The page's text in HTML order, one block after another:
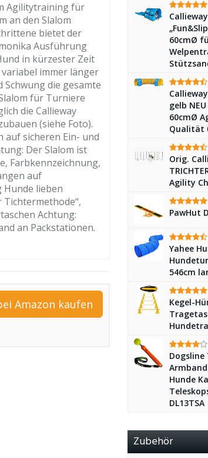
Agilitytraining für
an den Slalom
bietet der
Ausführung
in kürzester Zeit
immer länger
die gesamte
für Turniere
die Callieway
(siehe Foto).
auf sicheren Ein- und
Der Slalom ist
Farbkennzeichnung,
auf
Hunde lieben
Tichtermethode“,
Achtung:
an Packstationen.
Amazon kaufen
60cmØ
gelb
60cmØ
Qualität
Orig.
Agility
PawHut
Yahee
546cm
Kegel-
Hunde
DL13TSA
Zubehör